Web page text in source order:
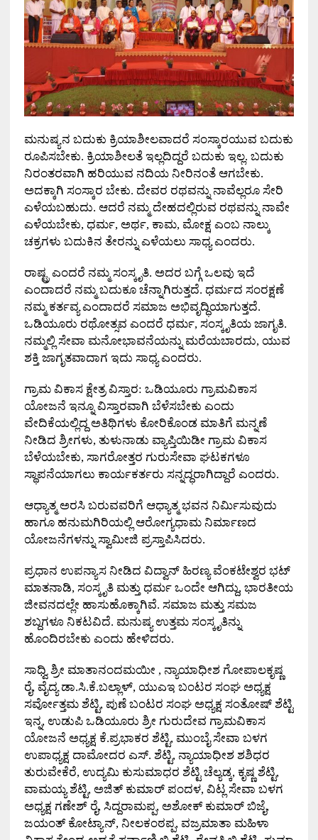
ಮನುಷ್ಯನ ಬದುಕು ಕ್ರಿಯಾಶೀಲವಾದರೆ ಸಂಸ್ಕಾರಯುವ ಬದುಕು
ರೂಪಿಸಬೇಕು. ಕ್ರಿಯಾಶೀಲತೆ ಇಲ್ಲದಿದ್ದರೆ ಬದುಕು ಇಲ್ಲ. ಬದುಕು
ನಿರಂತರವಾಗಿ ಹರಿಯುವ ನದಿಯ ನೀರಿನಂತೆ ಆಗಬೇಕು.
ಅದಕ್ಕಾಗಿ ಸಂಸ್ಕಾರ ಬೇಕು. ದೇವರ ರಥವನ್ನು ನಾವೆಲ್ಲರೂ ಸೇರಿ
ಎಳೆಯಬಹುದು. ಆದರೆ ನಮ್ಮ ದೇಹದಲ್ಲಿರುವ ರಥವನ್ನು ನಾವೇ
ಎಳೆಯಬೇಕು, ಧರ್ಮ, ಅರ್ಥ, ಕಾಮ, ಮೋಕ್ಷ ಎಂಬ ನಾಲ್ಕು
ಚಕ್ರಗಳು ಬದುಕಿನ ತೇರನ್ನು ಎಳೆಯಲು ಸಾಧ್ಯ ಎಂದರು.
ರಾಷ್ಟ್ರ ಎಂದರೆ ನಮ್ಮ ಸಂಸ್ಕೃತಿ. ಅದರ ಬಗ್ಗೆ ಒಲವು ಇದೆ
ಎಂದಾದರೆ ನಮ್ಮ ಬದುಕೂ ಚೆನ್ನಾಗಿರುತ್ತದೆ. ಧರ್ಮದ ಸಂರಕ್ಷಣೆ
ನಮ್ಮ ಕರ್ತವ್ಯ ಎಂದಾದರೆ ಸಮಾಜ ಅಭಿವೃದ್ಧಿಯಾಗುತ್ತದೆ.
ಒಡಿಯೂರು ರಥೋತ್ಸವ ಎಂದರೆ ಧರ್ಮ, ಸಂಸ್ಕೃತಿಯ ಜಾಗೃತಿ.
ನಮ್ಮಲ್ಲಿ ಸೇವಾ ಮನೋಭಾವನೆಯನ್ನು ಮರೆಯಬಾರದು, ಯುವ
ಶಕ್ತಿ ಜಾಗೃತವಾದಾಗ ಇದು ಸಾಧ್ಯ ಎಂದರು.
ಗ್ರಾಮ ವಿಕಾಸ ಕ್ಷೇತ್ರ ವಿಸ್ತಾರ: ಒಡಿಯೂರು ಗ್ರಾಮವಿಕಾಸ
ಯೋಜನೆ ಇನ್ನೂ ವಿಸ್ತಾರವಾಗಿ ಬೆಳೆಸಬೇಕು ಎಂದು
ವೇದಿಕೆಯಲ್ಲಿದ್ದ ಅತಿಥಿಗಳು ಕೋರಿಕೊಂಡ ಮಾತಿಗೆ ಮನ್ನಣೆ
ನೀಡಿದ ಶ್ರೀಗಳು, ತುಳುನಾಡು ವ್ಯಾಪ್ತಿಯಿಡೀ ಗ್ರಾಮ ವಿಕಾಸ
ಬೆಳೆಯಬೇಕು, ಸಾಗರೋತ್ತರ ಗುರುಸೇವಾ ಘಟಕಗಳೂ
ಸ್ಥಾಪನೆಯಾಗಲು ಕಾರ್ಯಕರ್ತರು ಸನ್ನದ್ಧರಾಗಿದ್ದಾರೆ ಎಂದರು.
ಆಧ್ಯಾತ್ಮ ಅರಸಿ ಬರುವವರಿಗೆ ಆಧ್ಯಾತ್ಮ ಭವನ ನಿರ್ಮಿಸುವುದು
ಹಾಗೂ ಹನುಮಗಿರಿಯಲ್ಲಿ ಆರೋಗ್ಯಧಾಮ ನಿರ್ಮಾಣದ
ಯೋಜನೆಗಳನ್ನು ಸ್ವಾಮೀಜಿ ಪ್ರಸ್ತಾಪಿಸಿದರು.
ಪ್ರಧಾನ ಉಪನ್ಯಾಸ ನೀಡಿದ ವಿದ್ವಾನ್ ಹಿರಣ್ಯ ವೆಂಕಟೇಶ್ವರ ಭಟ್
ಮಾತನಾಡಿ, ಸಂಸ್ಕೃತಿ ಮತ್ತು ಧರ್ಮ ಒಂದೇ ಆಗಿದ್ದು, ಭಾರತೀಯ
ಜೀವನದಲ್ಲೇ ಹಾಸುಹೊಕ್ಕಾಗಿವೆ. ಸಮಾಜ ಮತ್ತು ಸಮಜ
ಶಬ್ದಗಳೂ ನಿಕಟವಿದೆ. ಮನುಷ್ಯ ಉತ್ತಮ ಸಂಸ್ಕೃತಿನ್ನು
ಹೊಂದಿರಬೇಕು ಎಂದು ಹೇಳಿದರು.
ಸಾಧ್ವಿ ಶ್ರೀ ಮಾತಾನಂದಮಯೀ , ನ್ಯಾಯಾಧೀಶ ಗೋಪಾಲಕೃಷ್ಣ
ರೈ, ವೈದ್ಯ ಡಾ.ಸಿ.ಕೆ.ಬಲ್ಲಾಳ್, ಯುಎಇ ಬಂಟರ ಸಂಘ ಅಧ್ಯಕ್ಷ
ಸರ್ವೋತ್ತಮ ಶೆಟ್ಟಿ, ಪುಣೆ ಬಂಟರ ಸಂಘ ಅಧ್ಯಕ್ಷ ಸಂತೋಷ್ ಶೆಟ್ಟಿ
ಇನ್ನ, ಉಡುಪಿ ಒಡಿಯೂರು ಶ್ರೀ ಗುರುದೇವ ಗ್ರಾಮವಿಕಾಸ
ಯೋಜನೆ ಅಧ್ಯಕ್ಷ ಕೆ.ಪ್ರಭಾಕರ ಶೆಟ್ಟಿ, ಮುಂಬೈ ಸೇವಾ ಬಳಗ
ಉಪಾಧ್ಯಕ್ಷ ದಾಮೋದರ ಎಸ್. ಶೆಟ್ಟಿ, ನ್ಯಾಯಾಧೀಶ ಶಶಿಧರ
ತುರುವೇಕೆರೆ, ಉದ್ಯಮಿ ಕುಸುಮಾಧರ ಶೆಟ್ಟಿ ಚೆಲ್ಯಡ್ಕ, ಕೃಷ್ಣ ಶೆಟ್ಟಿ,
ವಾಮಯ್ಯ ಶೆಟ್ಟಿ, ಅಜಿತ್ ಕುಮಾರ್ ಪಂದಳ, ವಿಟ್ಲ ಸೇವಾ ಬಳಗ
ಅಧ್ಯಕ್ಷ ಗಣೇಶ್ ರೈ, ಸಿದ್ದರಾಮಪ್ಪ, ಅಶೋಕ್ ಕುಮಾರ್ ಬಿಜೈ,
ಜಯಂತ್ ಕೋಟ್ಯಾನ್, ನೀಲಕಂಠಪ್ಪ, ವಜ್ರಮಾತಾ ಮಹಿಳಾ